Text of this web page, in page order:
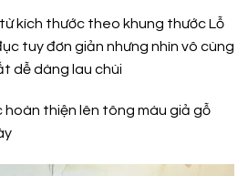
kích thước theo khung thước Lỗ
tuy đơn giản nhưng nhìn vô cùng
dễ dàng lau chùi
hoàn thiện lên tông màu giả gỗ